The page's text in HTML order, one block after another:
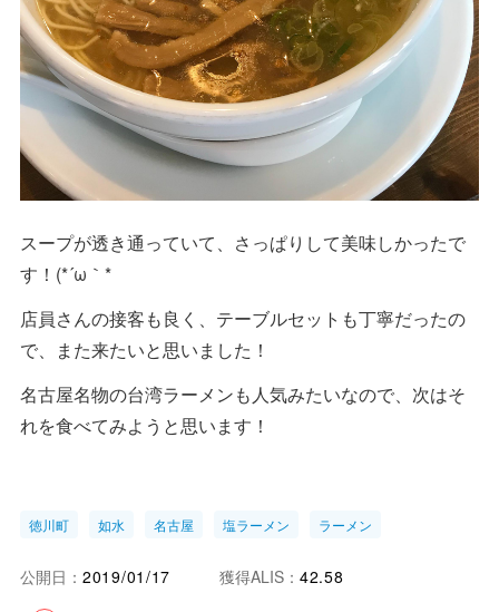
スープが透き通っていて、さっぱりして美味しかったで
す！(*´ω｀*
店員さんの接客も良く、テーブルセットも丁寧だったの
で、また来たいと思いました！
名古屋名物の台湾ラーメンも人気みたいなので、次はそ
れを食べてみようと思います！
徳川町 如水 名古屋 塩ラーメン ラーメン
公開日： 2019/01/17 獲得ALIS： 42.58